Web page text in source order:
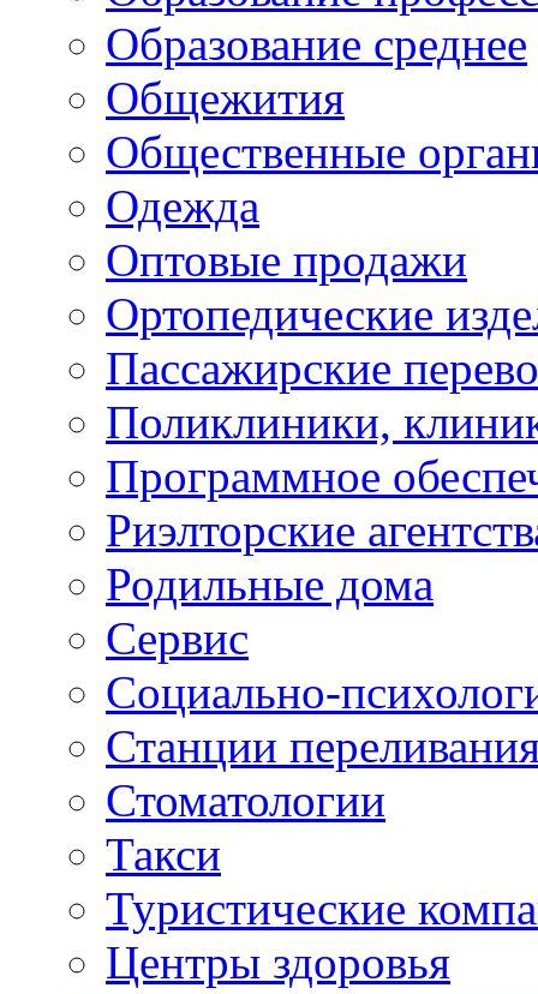
Образование среднее
Общежития
Общественные
Одежда
Оптовые продажи
Ортопедические
Пассажирские
Поликлиники,
Программное
Риэлторские
Родильные дома
Сервис
Социально-
Станции
Стоматологии
Такси
Туристические
Центры здоровья